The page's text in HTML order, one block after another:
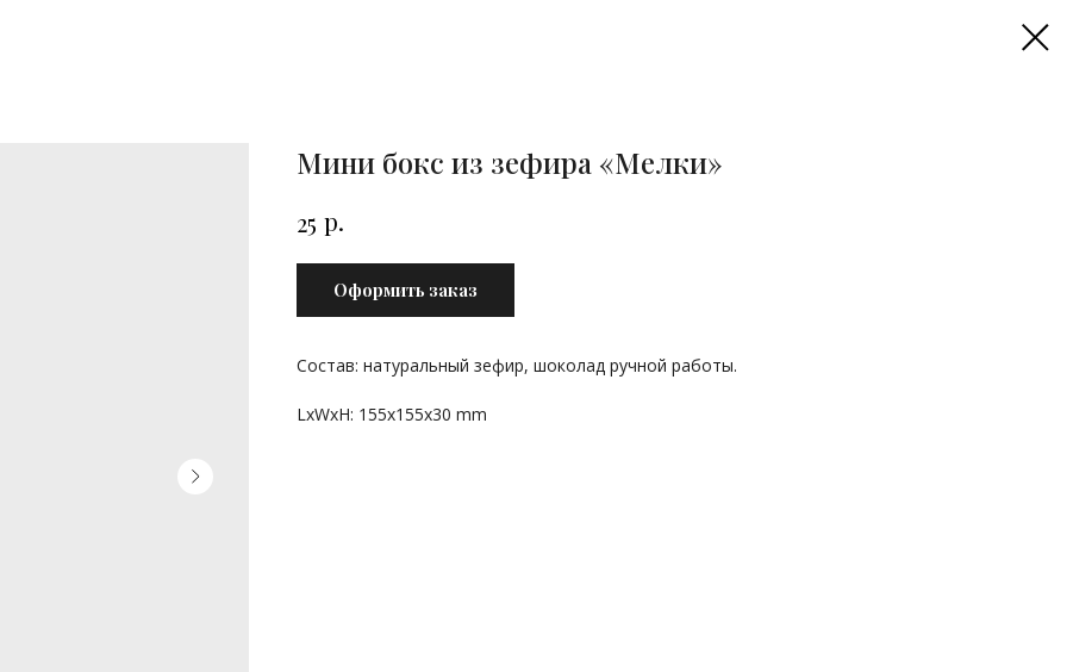
Мини бокс из зефира «Мелки»
25 р.
Оформить заказ
Состав: натуральный зефир, шоколад ручной работы.
LxWxH: 155x155x30 mm